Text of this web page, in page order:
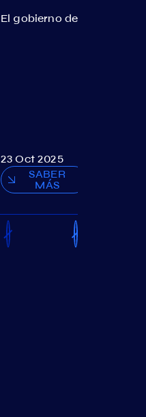
23 Oct 2025
SABER
MÁS